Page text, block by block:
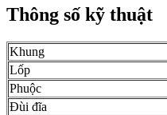
Thông số kỹ thuật
Khung
Lốp
Phuộc
Đùi đĩa